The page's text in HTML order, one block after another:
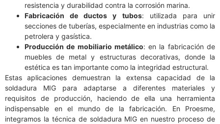
resistencia y durabilidad contra la corrosión marina.
Fabricación de ductos y tubos: utilizada para unir
secciones de tuberías, especialmente en industrias como la
petrolera y gasística.
Producción de mobiliario metálico: en la fabricación de
muebles de metal y estructuras decorativas, donde la
estética es tan importante como la integridad estructural.
Estas aplicaciones demuestran la extensa capacidad de la
soldadura MIG para adaptarse a diferentes materiales y
requisitos de producción, haciendo de ella una herramienta
indispensable en el mundo de la fabricación. En Proesme,
integramos la técnica de soldadura MIG en nuestro proceso de